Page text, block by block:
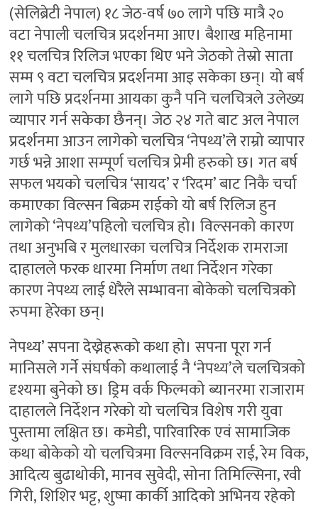
(सेलिब्रेटी नेपाल) १८ जेठ-वर्ष ७० लागे पछि मात्रै २०
वटा नेपाली चलचित्र प्रदर्शनमा आए। बैशाख महिनामा
११ चलचित्र रिलिज भएका थिए भने जेठको तेस्रो साता
सम्म ९ वटा चलचित्र प्रदर्शनमा आइ सकेका छन्। यो बर्ष
लागे पछि प्रदर्शनमा आयका कुनै पनि चलचित्रले उलेख्य
व्यापार गर्न सकेका छैनन्। जेठ २४ गते बाट अल नेपाल
प्रदर्शनमा आउन लागेको चलचित्र ‘नेपथ्य’ले राम्रो व्यापार
गर्छ भन्ने आशा सम्पूर्ण चलचित्र प्रेमी हरुको छ। गत बर्ष
सफल भयको चलचित्र ‘सायद’ र ‘रिदम’ बाट निकै चर्चा
कमाएका विल्सन बिक्रम राईको यो बर्ष रिलिज हुन
लागेको ‘नेपथ्य’पहिलो चलचित्र हो। विल्सनको कारण
तथा अनुभबि र मुलधारका चलचित्र निर्देशक रामराजा
दाहालले फरक धारमा निर्माण तथा निर्देशन गरेका
कारण नेपथ्य लाई धेरैले सम्भावना बोकेको चलचित्रको
रुपमा हेरेका छन्।
नेपथ्य’ सपना देख्नेहरूको कथा हो। सपना पूरा गर्न
मानिसले गर्ने संघर्षको कथालाई नै ‘नेपथ्य’ले चलचित्रको
दृश्यमा बुनेको छ। ड्रिम वर्क फिल्मको ब्यानरमा राजाराम
दाहालले निर्देशन गरेको यो चलचित्र विशेष गरी युवा
पुस्तामा लक्षित छ। कमेडी, पारिवारिक एवं सामाजिक
कथा बोकेको यो चलचित्रमा विल्सनविक्रम राई, रेम विक,
आदित्य बुढाथोकी, मानव सुवेदी, सोना तिमिल्सिना, रवी
गिरी, शिशिर भट्ट, शुष्मा कार्की आदिको अभिनय रहेको